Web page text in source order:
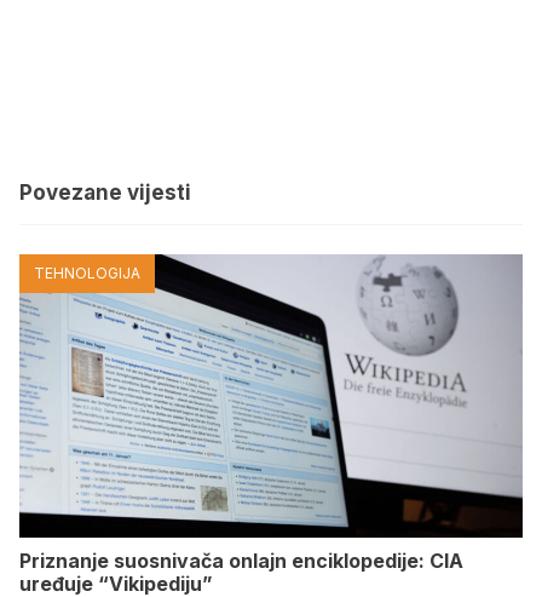
Povezane vijesti
TEHNOLOGIJA
Priznanje suosnivača onlajn enciklopedije: CIA
uređuje “Vikipediju”